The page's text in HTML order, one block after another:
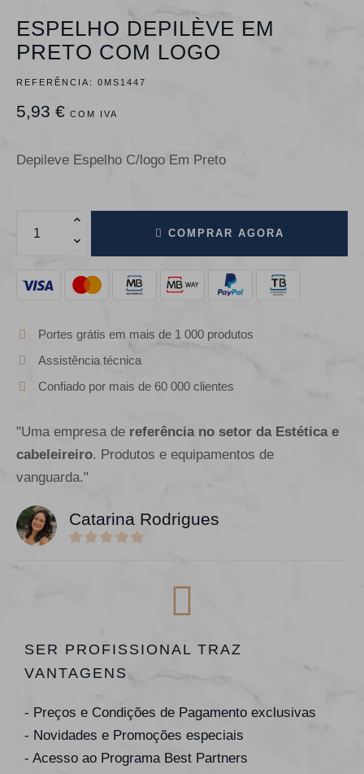
ESPELHO DEPILÈVE EM
PRETO COM LOGO
REFERÊNCIA: 0MS1447
5,93 € COM IVA
Depileve Espelho C/logo Em Preto
COMPRAR AGORA
Portes grátis em mais de 1 000 produtos
Assistência técnica
Confiado por mais de 60 000 clientes
"Uma empresa de referência no setor da Estética e
cabeleireiro. Produtos e equipamentos de
vanguarda."
Catarina Rodrigues
SER PROFISSIONAL TRAZ
VANTAGENS
- Preços e Condições de Pagamento exclusivas
- Novidades e Promoções especiais
- Acesso ao Programa Best Partners